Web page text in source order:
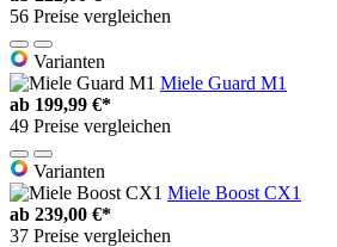
56 Preise vergleichen
Varianten
Miele Guard M1
ab 199,99 €*
49 Preise vergleichen
Varianten
Miele Boost CX1
ab 239,00 €*
37 Preise vergleichen